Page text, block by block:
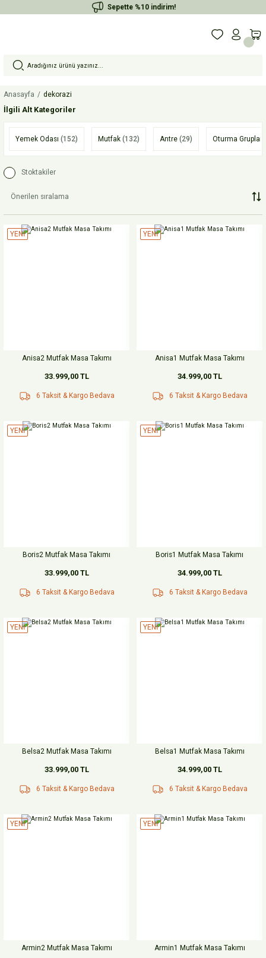
Sepette %10 indirim!
Anasayfa dekorazi
İlgili Alt Kategoriler
Yemek Odası (152) Mutfak (132) Antre (29) Oturma Grupları
Stoktakiler
YENİ
Anisa2 Mutfak Masa Takımı
33.999,00 TL
6 Taksit & Kargo Bedava
YENİ
Anisa1 Mutfak Masa Takımı
34.999,00 TL
6 Taksit & Kargo Bedava
YENİ
Boris2 Mutfak Masa Takımı
33.999,00 TL
6 Taksit & Kargo Bedava
YENİ
Boris1 Mutfak Masa Takımı
34.999,00 TL
6 Taksit & Kargo Bedava
YENİ
Belsa2 Mutfak Masa Takımı
33.999,00 TL
6 Taksit & Kargo Bedava
YENİ
Belsa1 Mutfak Masa Takımı
34.999,00 TL
6 Taksit & Kargo Bedava
YENİ
Armin2 Mutfak Masa Takımı
YENİ
Armin1 Mutfak Masa Takımı